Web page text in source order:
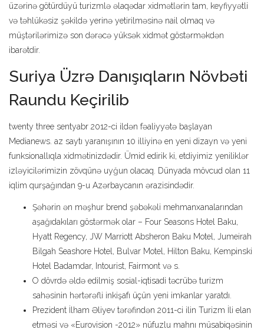
üzərinə götürdüyü turizmlə əlaqədar xidmətlərin tam, keyfiyyətli
və təhlükəsiz şəkildə yerinə yetirilməsinə nail olmaq və
müştərilərimizə son dərəcə yüksək xidmət göstərməkdən
ibarətdir.
Suriya Üzrə Danışıqların Növbəti
Raundu Keçirilib
twenty three sentyabr 2012-ci ildən fəaliyyətə başlayan
Medianews. az saytı yaranışının 10 illiyinə en yeni dizayn və yeni
funksionallıqla xidmətinizdədir. Ümid edirik ki, etdiyimiz yeniliklər
izləyicilərimizin zövqünə uyğun olacaq. Dünyada mövcud olan 11
iqlim qurşağından 9-u Azərbaycanın ərazisindədir.
Şəhərin ən məşhur brend şəbəkəli mehmanxanalarından
aşağıdakıları göstərmək olar – Four Seasons Hotel Baku,
Hyatt Regency, JW Marriott Absheron Baku Motel, Jumeirah
Bilgah Seashore Hotel, Bulvar Motel, Hilton Baku, Kempinski
Hotel Badamdar, Intourist, Fairmont və s.
O dövrdə əldə edilmiş sosial-iqtisadi təcrübə turizm
sahəsinin hərtərəfli inkişafı üçün yeni imkanlar yaratdı.
Prezident İlham Əliyev tərəfindən 2011-ci ilin Turizm İli elan
etməsi və «Eurovision -2012» nüfuzlu mahnı müsabiqəsinin